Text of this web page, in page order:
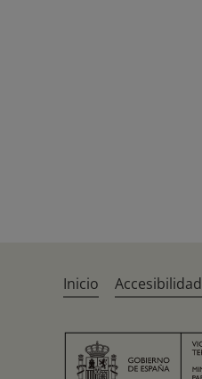
Inicio Accesibilidad